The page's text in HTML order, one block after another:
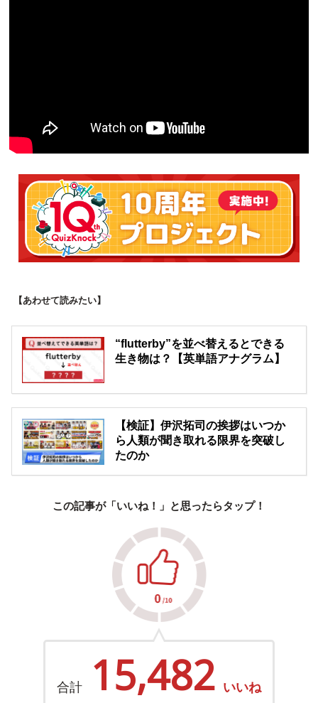
【あわせて読みたい】
“flutterby”を並べ替えるとできる
生き物は？【英単語アナグラム】
【検証】伊沢拓司の挨拶はいつか
ら人類が聞き取れる限界を突破し
たのか
この記事が「いいね！」と思ったらタップ！
合計 15,482 いいね